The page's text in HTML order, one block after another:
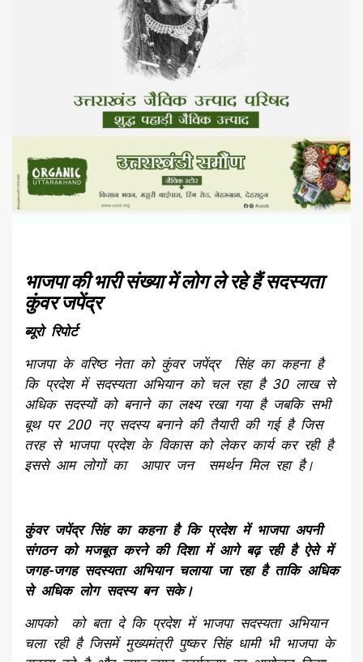
भाजपा की भारी संख्या में लोग ले रहे हैं सदस्यता
कुंवर जपेंद्र
ब्यूरो रिपोर्ट
भाजपा के वरिष्ठ नेता को कुंवर जपेंद्र सिंह का कहना है
कि प्रदेश में सदस्यता अभियान को चल रहा है 30 लाख से
अधिक सदस्यों को बनाने का लक्ष्य रखा गया है जबकि सभी
बूथ पर 200 नए सदस्य बनाने की तैयारी की गई है जिस
तरह से भाजपा प्रदेश के विकास को लेकर कार्य कर रही है
इससे आम लोगों का आपार जन समर्थन मिल रहा है।
कुंवर जपेंद्र सिंह का कहना है कि प्रदेश में भाजपा अपनी
संगठन को मजबूत करने की दिशा में आगे बढ़ रही है ऐसे में
जगह-जगह सदस्यता अभियान चलाया जा रहा है ताकि अधिक
से अधिक लोग सदस्य बन सके।
आपको को बता दे कि प्रदेश में भाजपा सदस्यता अभियान
चला रही है जिसमें मुख्यमंत्री पुष्कर सिंह धामी भी भाजपा के